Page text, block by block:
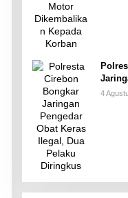
Ilegal,
4